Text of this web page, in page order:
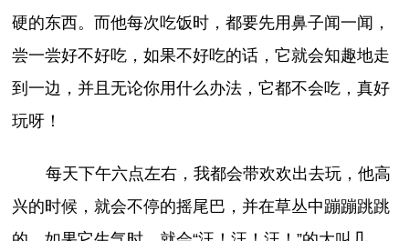
硬的东西。而他每次吃饭时，都要先用鼻子闻一闻，
尝一尝好不好吃，如果不好吃的话，它就会知趣地走
到一边，并且无论你用什么办法，它都不会吃，真好
玩呀！
每天下午六点左右，我都会带欢欢出去玩，他高
兴的时候，就会不停的摇尾巴，并在草丛中蹦蹦跳跳